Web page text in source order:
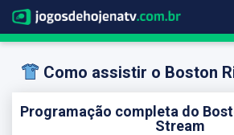
Como assistir o Boston
Programação completa do
Stream